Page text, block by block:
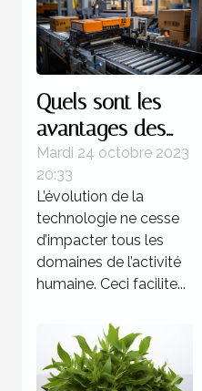
Quels sont les
avantages des
systèmes
d’automatisations ?
Mardi 24 octobre 2023
20:33
L’évolution de la
technologie ne cesse
d’impacter tous les
domaines de l’activité
humaine. Ceci facilite...